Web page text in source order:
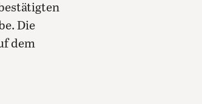
Die
dem